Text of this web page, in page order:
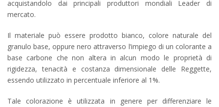
acquistandolo dai principali produttori mondiali Leader di
mercato.
Il materiale può essere prodotto bianco, colore naturale del
granulo base, oppure nero attraverso l’impiego di un colorante a
base carbone che non altera in alcun modo le proprietà di
rigidezza, tenacità e costanza dimensionale delle Reggette,
essendo utilizzato in percentuale inferiore al 1%.
Tale colorazione è utilizzata in genere per differenziare le